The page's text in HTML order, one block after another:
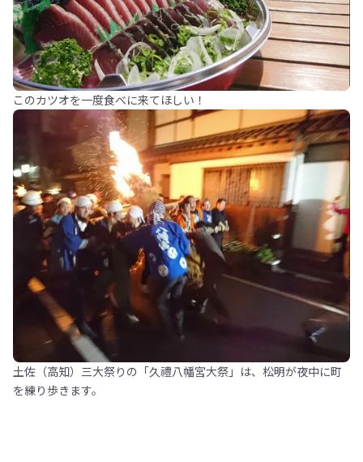
このカツオを一度食べに来てほしい！
土佐（高知）三大祭りの「久禮八幡宮大祭」は、松明が夜中に町
を練り歩きます。